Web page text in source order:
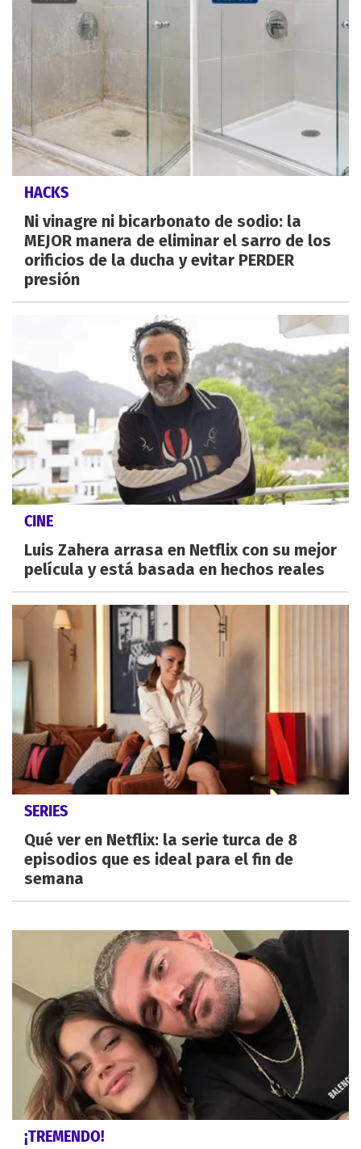
HACKS
Ni vinagre ni bicarbonato de sodio: la
MEJOR manera de eliminar el sarro de los
orificios de la ducha y evitar PERDER
presión
CINE
Luis Zahera arrasa en Netflix con su mejor
película y está basada en hechos reales
SERIES
Qué ver en Netflix: la serie turca de 8
episodios que es ideal para el fin de
semana
¡TREMENDO!